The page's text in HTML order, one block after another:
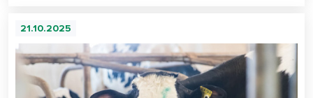
21.10.2025